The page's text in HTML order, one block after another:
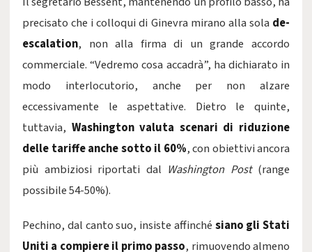
precisato che i colloqui di Ginevra mirano alla sola de-
escalation, non alla firma di un grande accordo
commerciale. “Vedremo cosa accadrà”, ha dichiarato in
modo interlocutorio, anche per non alzare
eccessivamente le aspettative. Dietro le quinte,
tuttavia, Washington valuta scenari di riduzione
delle tariffe anche sotto il 60%, con obiettivi ancora
più ambiziosi riportati dal Washington Post(range
possibile 54-50%).
Pechino, dal canto suo, insiste affinché siano gli Stati
Uniti a compiere il primo passo, rimuovendo almeno